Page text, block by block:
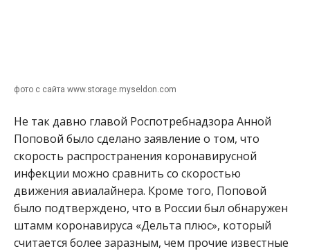
фото с сайта www.storage.myseldon.com
Не так давно главой Роспотребнадзора Анной
Поповой было сделано заявление о том, что
скорость распространения коронавирусной
инфекции можно сравнить со скоростью
движения авиалайнера. Кроме того, Поповой
было подтверждено, что в России был обнаружен
штамм коронавируса «Дельта плюс», который
считается более заразным, чем прочие известные